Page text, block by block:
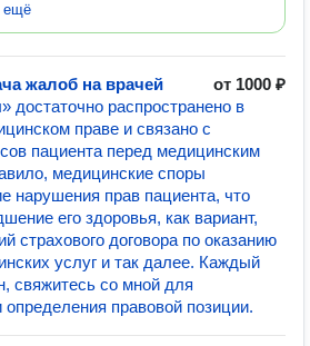
ещё
жалоб на врачей
от 1000 ₽
достаточно распространено в
праве и связано с
пациента перед медицинским
медицинские споры
нарушения прав пациента, что
его здоровья, как вариант,
страхового договора по оказанию
услуг и так далее. Каждый
свяжитесь со мной для
правовой позиции.